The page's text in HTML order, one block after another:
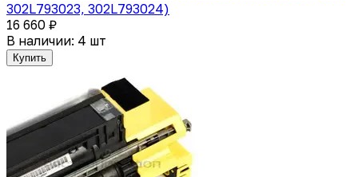
302L793023, 302L793024)
16 660 ₽
В наличии: 4 шт
Купить